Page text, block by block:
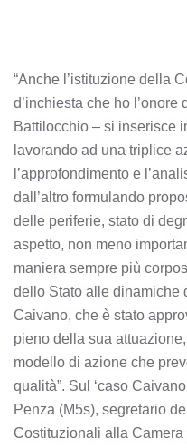
“Anche l’istituzione della
d’inchiesta che ho
Battilocchio – si inserisce
lavorando ad una triplice
l’approfondimento e
dall’altro formulando
delle periferie, stato di
aspetto, non meno
maniera sempre più
dello Stato alle dinamiche
Caivano, che è stato
pieno della sua
modello di azione che
qualità”. Sul ‘caso
Penza (M5s), segretario
Costituzionali alla